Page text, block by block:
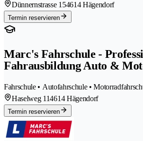
Dünnernstrasse 154614 Hägendorf
Termin reservieren
Marc's Fahrschule -
Fahrausbildung Auto &
Fahrschule • Autofahrschule •
Haselweg 114614 Hägendorf
Termin reservieren